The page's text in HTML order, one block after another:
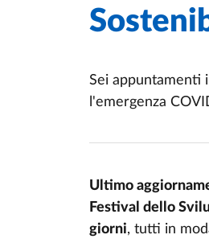
Sei appuntamenti
l'emergenza
Ultimo
Festival dello
giorni, tutti in